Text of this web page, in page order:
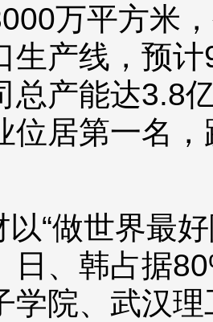
万平方米
生产线，预
总产能达3.8
位居第一名
“做世界最
日、韩占据
学院、武汉